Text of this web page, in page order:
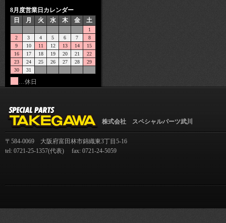
8月度営業日カレンダー
日
月 火 水 木 金 土
1
2
3 4 5 6 7
8
9
10 11 12 13 14
15
16
17 18 19 20 21
22
23
24 25 26 27 28
29
30
31
…休日
株式会社 スペシャルパーツ武川
〒584-0069 大阪府富田林市錦織東3丁目5-16
tel: 0721-25-1357(代表) fax: 0721-24-5059